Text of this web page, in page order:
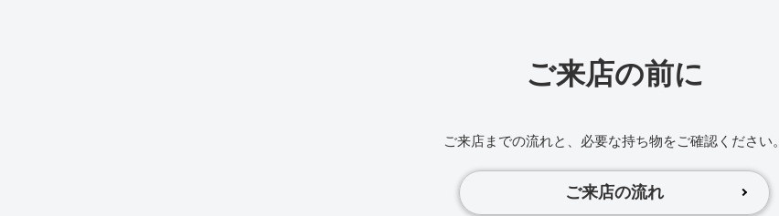
ご来店の前に
ご来店までの流れと、必要な持ち物をご確認ください。
ご来店の流れ